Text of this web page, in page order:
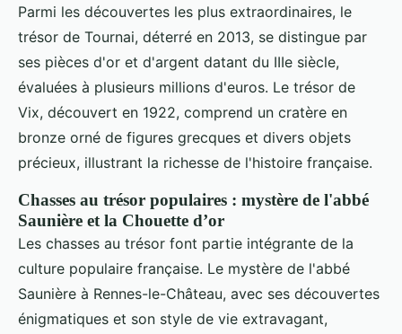
Parmi les découvertes les plus extraordinaires, le
trésor de Tournai, déterré en 2013, se distingue par
ses pièces d'or et d'argent datant du IIIe siècle,
évaluées à plusieurs millions d'euros. Le trésor de
Vix, découvert en 1922, comprend un cratère en
bronze orné de figures grecques et divers objets
précieux, illustrant la richesse de l'histoire française.
Chasses au trésor populaires : mystère de l'abbé
Saunière et la Chouette d’or
Les chasses au trésor font partie intégrante de la
culture populaire française. Le mystère de l'abbé
Saunière à Rennes-le-Château, avec ses découvertes
énigmatiques et son style de vie extravagant,